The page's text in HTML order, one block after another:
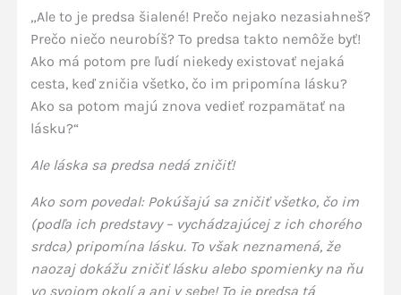
„Ale to je predsa šialené! Prečo nejako nezasiahneš?
Prečo niečo neurobíš? To predsa takto nemôže byť!
Ako má potom pre ľudí niekedy existovať nejaká
cesta, keď zničia všetko, čo im pripomína lásku?
Ako sa potom majú znova vedieť rozpamätať na
lásku?“
Ale láska sa predsa nedá zničiť!
Ako som povedal: Pokúšajú sa zničiť všetko, čo im
(podľa ich predstavy – vychádzajúcej z ich chorého
srdca) pripomína lásku. To však neznamená, že
naozaj dokážu zničiť lásku alebo spomienky na ňu
vo svojom okolí a ani v sebe! To je predsa tá